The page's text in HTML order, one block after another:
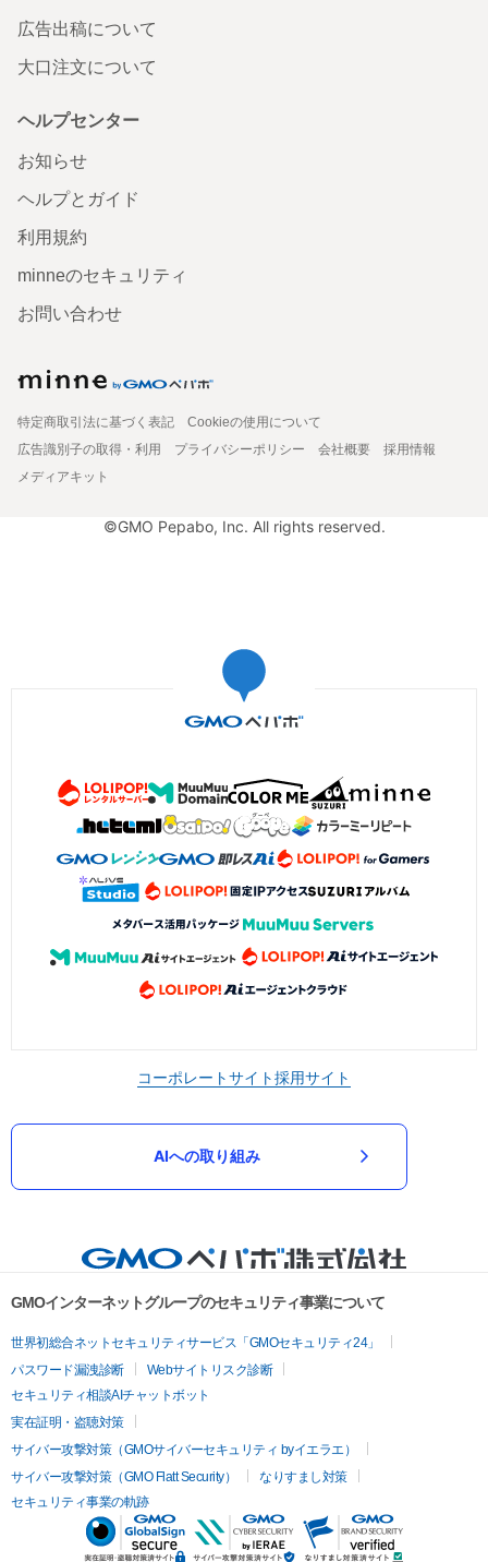
広告出稿について
大口注文について
ヘルプセンター
お知らせ
ヘルプとガイド
利用規約
minneのセキュリティ
お問い合わせ
特定商取引法に基づく表記
Cookieの使用について
広告識別子の取得・利用
プライバシーポリシー 会社概要
採用情報
メディアキット
©GMO Pepabo, Inc. All rights reserved.
コーポレートサイト採用サイト
AIへの取り組み
GMOインターネットグループのセキュリティ事業について
世界初総合ネットセキュリティサービス「GMOセキュリティ24」
パスワード漏洩診断
Webサイトリスク診断
セキュリティ相談AIチャットボット
実在証明・盗聴対策
サイバー攻撃対策（GMOサイバーセキュリティ byイエラエ）
サイバー攻撃対策（GMO Flatt Security）
なりすまし対策
セキュリティ事業の軌跡